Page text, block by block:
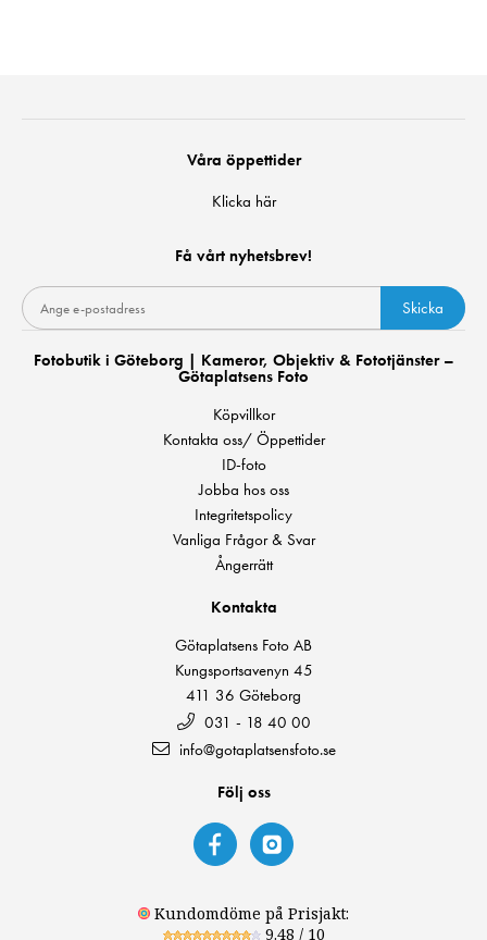
Våra öppettider
Klicka här
Få vårt nyhetsbrev!
Skicka
Fotobutik i Göteborg | Kameror, Objektiv & Fototjänster –
Götaplatsens Foto
Köpvillkor
Kontakta oss/ Öppettider
ID-foto
Jobba hos oss
Integritetspolicy
Vanliga Frågor & Svar
Ångerrätt
Kontakta
Götaplatsens Foto AB
Kungsportsavenyn 45
411 36 Göteborg
031 - 18 40 00
info@gotaplatsensfoto.se
Följ oss